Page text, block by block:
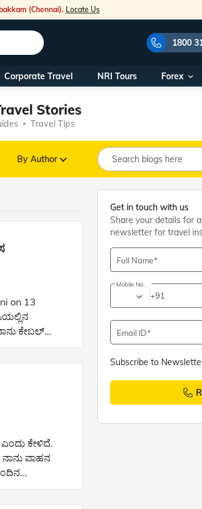
(Chennai). Locate Us
1800
Our Toll Free Numbers:
You can also call us on:
Foreign Nationals/
NRIs travelling
Within India
+91 915
+91 887
travel@veenaworld.com
Nearest Veena World Office
Corporate Travel NRI Tours Forex
Stories
Travel Tips
By Author
on 13
ಕೇಬಲ್
ಎಂದು ಕೇಳಿದೆ.
ನಾನು ವಾಹನ
ನಿರೀಕ್ಷಿಸಿ
Get in touch with us
Share your details for
newsletter for travel
Full Name
Mobile No.
+91
Email ID
Subscribe to